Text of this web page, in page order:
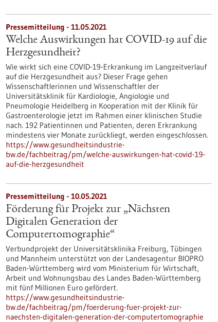
Pressemitteilung - 11.05.2021
Welche Auswirkungen hat COVID-19 auf die
Herzgesundheit?
Wie wirkt sich eine COVID-19-Erkrankung im Langzeitverlauf
auf die Herzgesundheit aus? Dieser Frage gehen
Wissenschaftlerinnen und Wissenschaftler der
Universitätsklinik für Kardiologie, Angiologie und
Pneumologie Heidelberg in Kooperation mit der Klinik für
Gastroenterologie jetzt im Rahmen einer klinischen Studie
nach. 192 Patientinnen und Patienten, deren Erkrankung
mindestens vier Monate zurückliegt, werden eingeschlossen.
https://www.gesundheitsindustrie-
bw.de/fachbeitrag/pm/welche-auswirkungen-hat-covid-19-
auf-die-herzgesundheit
Pressemitteilung - 10.05.2021
Förderung für Projekt zur „Nächsten
Digitalen Generation der
Computertomographie“
Verbundprojekt der Universitätsklinika Freiburg, Tübingen
und Mannheim unterstützt von der Landesagentur BIOPRO
Baden-Württemberg wird vom Ministerium für Wirtschaft,
Arbeit und Wohnungsbau des Landes Baden-Württemberg
mit fünf Millionen Euro gefördert.
https://www.gesundheitsindustrie-
bw.de/fachbeitrag/pm/foerderung-fuer-projekt-zur-
naechsten-digitalen-generation-der-computertomographie